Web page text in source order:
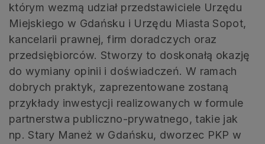
którym wezmą udział przedstawiciele Urzędu
Miejskiego w Gdańsku i Urzędu Miasta Sopot,
kancelarii prawnej, firm doradczych oraz
przedsiębiorców. Stworzy to doskonałą okazję
do wymiany opinii i doświadczeń. W ramach
dobrych praktyk, zaprezentowane zostaną
przykłady inwestycji realizowanych w formule
partnerstwa publiczno-prywatnego, takie jak
np. Stary Maneż w Gdańsku, dworzec PKP w